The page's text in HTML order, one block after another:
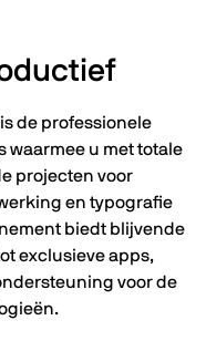
de professionele
u met totale
projecten voor
en typografie
biedt blijvende
exclusieve apps,
voor de